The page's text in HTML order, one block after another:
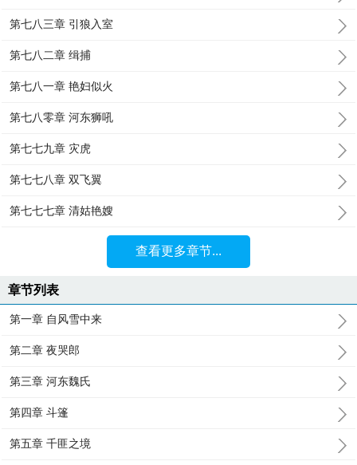
第七八三章 引狼入室
第七八二章 缉捕
第七八一章 艳妇似火
第七八零章 河东狮吼
第七七九章 灾虎
第七七八章 双飞翼
第七七七章 清姑艳嫂
查看更多章节...
章节列表
第一章 自风雪中来
第二章 夜哭郎
第三章 河东魏氏
第四章 斗篷
第五章 千匪之境